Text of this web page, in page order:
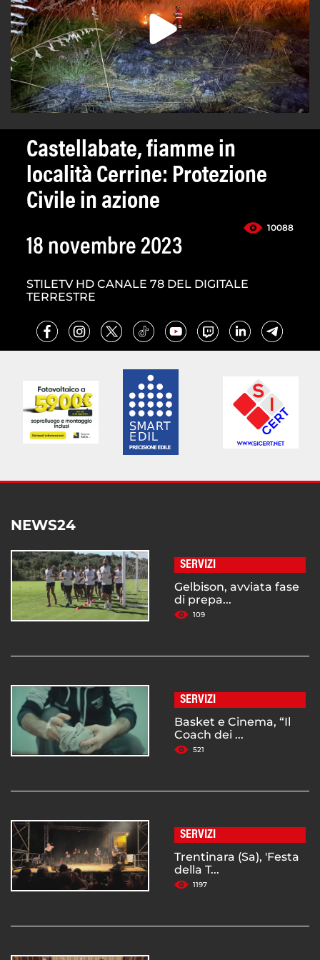
Castellabate, fiamme in
località Cerrine: Protezione
Civile in azione
10088
18 novembre 2023
STILETV HD CANALE 78 DEL DIGITALE
TERRESTRE
NEWS24
SERVIZI
Gelbison, avviata fase
di prepa...
109
SERVIZI
Basket e Cinema, “Il
Coach dei ...
521
SERVIZI
Trentinara (Sa), 'Festa
della T...
1197